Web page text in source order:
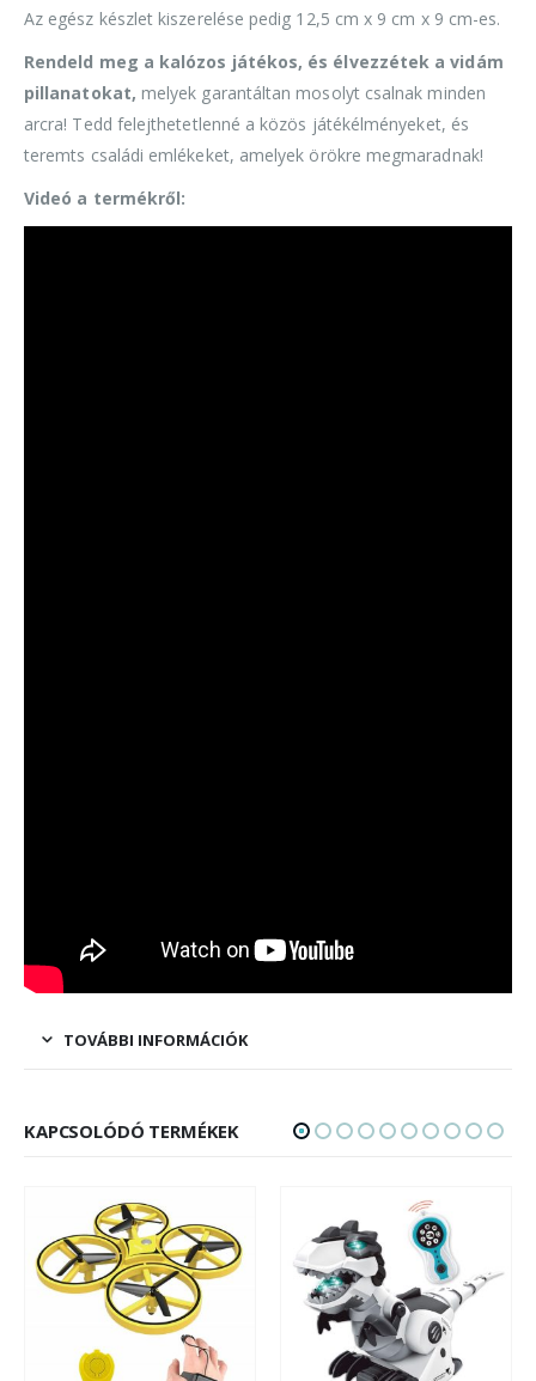
Az egész készlet kiszerelése pedig 12,5 cm x 9 cm x 9 cm-es.
Rendeld meg a kalózos játékos, és élvezzétek a vidám
pillanatokat, melyek garantáltan mosolyt csalnak minden
arcra! Tedd felejthetetlenné a közös játékélményeket, és
teremts családi emlékeket, amelyek örökre megmaradnak!
Videó a termékről:
TOVÁBBI INFORMÁCIÓK
KAPCSOLÓDÓ TERMÉKEK